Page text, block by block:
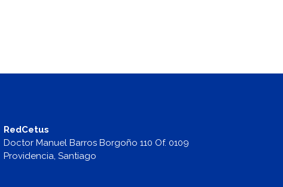
RedCetus
Doctor Manuel Barros Borgoño 110 Of. 0109
Providencia, Santiago